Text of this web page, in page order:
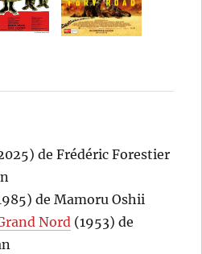
de Frédéric Forestier
de Mamoru Oshii
Nord (1953) de